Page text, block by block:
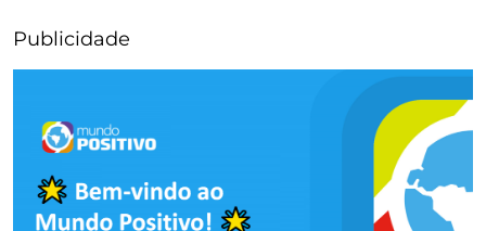
Publicidade